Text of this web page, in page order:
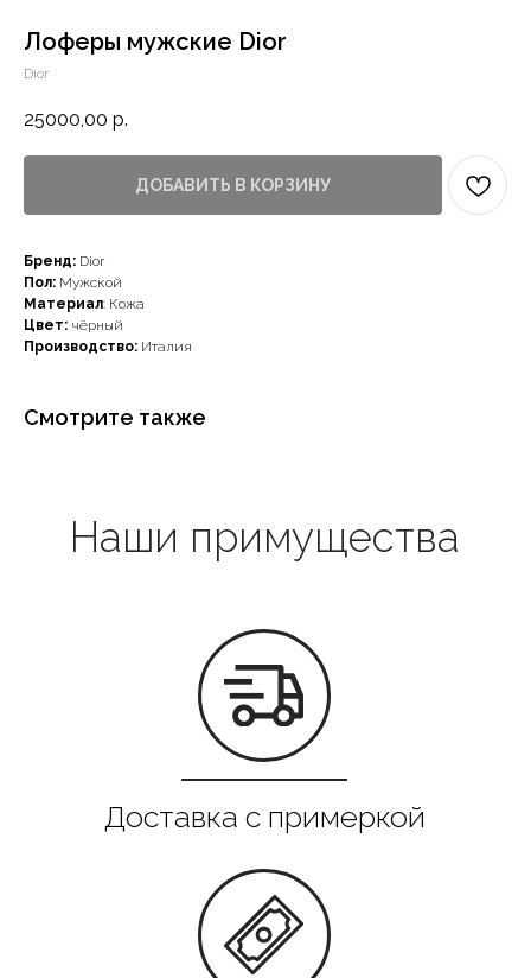
Лоферы мужские Dior
Dior
25000,00 р.
ДОБАВИТЬ В КОРЗИНУ
Бренд: Dior
Пол: Мужской
Материал: Кожа
Цвет: чёрный
Производство: Италия
Смотрите также
Доставка с примеркой
Гарантия качества
Все в наличии